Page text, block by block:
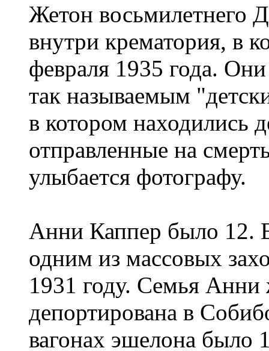
Жетон восьмилетнего
внутри крематория, в
февраля 1935 года.
так называемым
в котором находились
отправленные на
улыбается фотографу.
Анни Каппер было 12.
одним из массовых
1931 году. Семья
депортирована в
вагонах эшелона было